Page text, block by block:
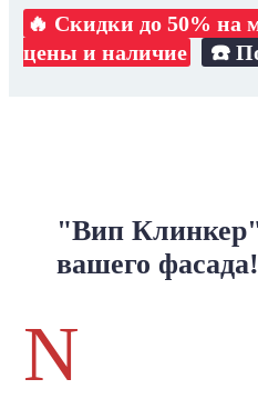
🔥 Скидки до 50% на
цены и наличие
☎️
"Вип
вашего фасада!
N